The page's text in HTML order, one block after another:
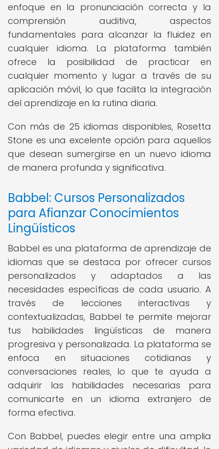
enfoque en la pronunciación correcta y la
comprensión auditiva, aspectos
fundamentales para alcanzar la fluidez en
cualquier idioma. La plataforma también
ofrece la posibilidad de practicar en
cualquier momento y lugar a través de su
aplicación móvil, lo que facilita la integración
del aprendizaje en la rutina diaria.
Con más de 25 idiomas disponibles, Rosetta
Stone es una excelente opción para aquellos
que desean sumergirse en un nuevo idioma
de manera profunda y significativa.
Babbel: Cursos Personalizados
para Afianzar Conocimientos
Lingüísticos
Babbel es una plataforma de aprendizaje de
idiomas que se destaca por ofrecer cursos
personalizados y adaptados a las
necesidades específicas de cada usuario. A
través de lecciones interactivas y
contextualizadas, Babbel te permite mejorar
tus habilidades lingüísticas de manera
progresiva y personalizada. La plataforma se
enfoca en situaciones cotidianas y
conversaciones reales, lo que te ayuda a
adquirir las habilidades necesarias para
comunicarte en un idioma extranjero de
forma efectiva.
Con Babbel, puedes elegir entre una amplia